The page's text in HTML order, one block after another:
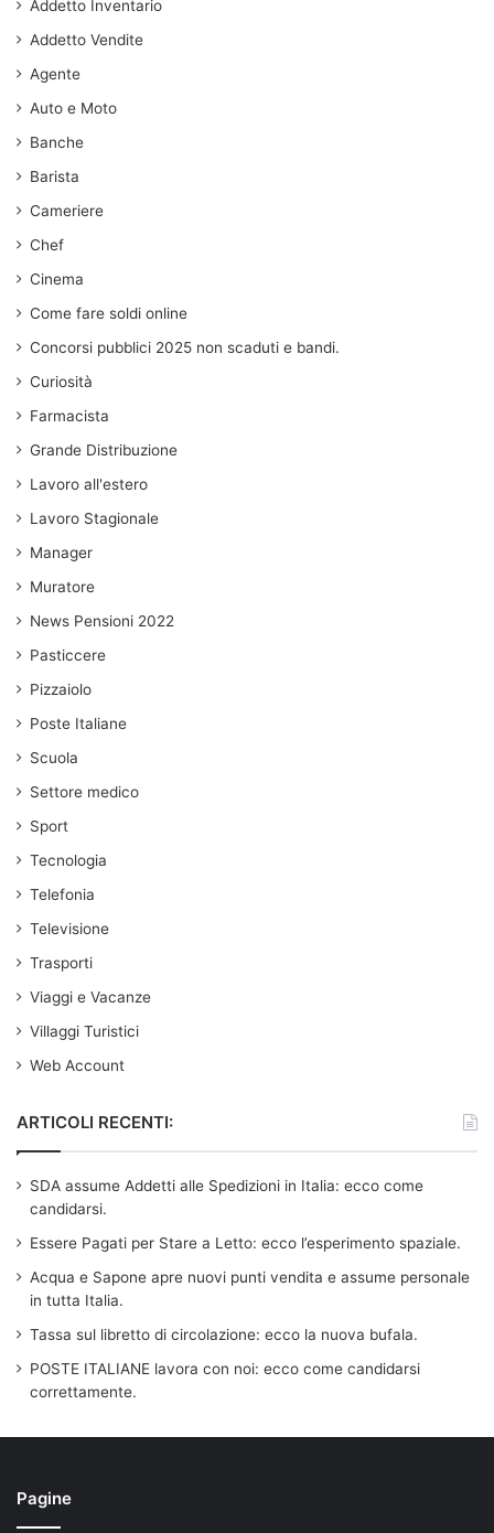
Addetto Inventario
Addetto Vendite
Agente
Auto e Moto
Banche
Barista
Cameriere
Chef
Cinema
Come fare soldi online
Concorsi pubblici 2025 non scaduti e bandi.
Curiosità
Farmacista
Grande Distribuzione
Lavoro all'estero
Lavoro Stagionale
Manager
Muratore
News Pensioni 2022
Pasticcere
Pizzaiolo
Poste Italiane
Scuola
Settore medico
Sport
Tecnologia
Telefonia
Televisione
Trasporti
Viaggi e Vacanze
Villaggi Turistici
Web Account
ARTICOLI RECENTI:
SDA assume Addetti alle Spedizioni in Italia: ecco come
candidarsi.
Essere Pagati per Stare a Letto: ecco l’esperimento spaziale.
Acqua e Sapone apre nuovi punti vendita e assume personale
in tutta Italia.
Tassa sul libretto di circolazione: ecco la nuova bufala.
POSTE ITALIANE lavora con noi: ecco come candidarsi
correttamente.
Pagine